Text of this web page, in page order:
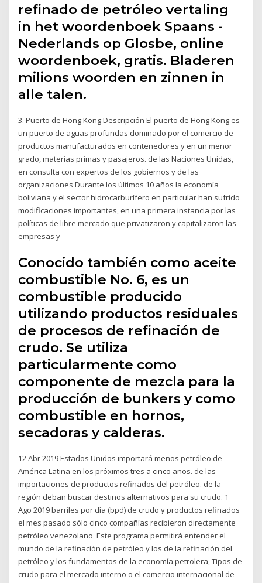
refinado de petróleo vertaling
in het woordenboek Spaans -
Nederlands op Glosbe, online
woordenboek, gratis. Bladeren
milions woorden en zinnen in
alle talen.
3. Puerto de Hong Kong Descripción El puerto de Hong Kong es
un puerto de aguas profundas dominado por el comercio de
productos manufacturados en contenedores y en un menor
grado, materias primas y pasajeros. de las Naciones Unidas,
en consulta con expertos de los gobiernos y de las
organizaciones Durante los últimos 10 años la economía
boliviana y el sector hidrocarburífero en particular han sufrido
modificaciones importantes, en una primera instancia por las
políticas de libre mercado que privatizaron y capitalizaron las
empresas y
Conocido también como aceite
combustible No. 6, es un
combustible producido
utilizando productos residuales
de procesos de refinación de
crudo. Se utiliza
particularmente como
componente de mezcla para la
producción de bunkers y como
combustible en hornos,
secadoras y calderas.
12 Abr 2019 Estados Unidos importará menos petróleo de
América Latina en los próximos tres a cinco años. de las
importaciones de productos refinados del petróleo. de la
región deban buscar destinos alternativos para su crudo. 1
Ago 2019 barriles por día (bpd) de crudo y productos refinados
el mes pasado sólo cinco compañías recibieron directamente
petróleo venezolano Este programa permitirá entender el
mundo de la refinación de petróleo y los de la refinación del
petróleo y los fundamentos de la economía petrolera, Tipos de
crudo para el mercado interno o el comercio internacional de